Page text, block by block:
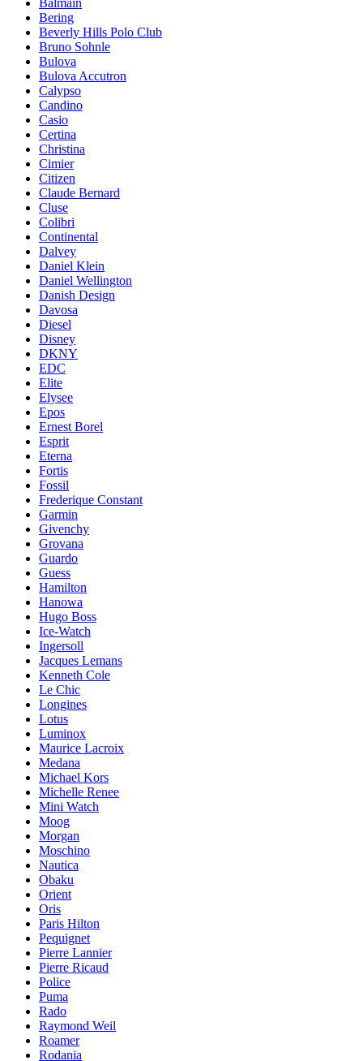
Balmain
Bering
Beverly Hills Polo Club
Bruno Sohnle
Bulova
Bulova Accutron
Calypso
Candino
Casio
Certina
Christina
Cimier
Citizen
Claude Bernard
Cluse
Colibri
Continental
Dalvey
Daniel Klein
Daniel Wellington
Danish Design
Davosa
Diesel
Disney
DKNY
EDC
Elite
Elysee
Epos
Ernest Borel
Esprit
Eterna
Fortis
Fossil
Frederique Constant
Garmin
Givenchy
Grovana
Guardo
Guess
Hamilton
Hanowa
Hugo Boss
Ice-Watch
Ingersoll
Jacques Lemans
Kenneth Cole
Le Chic
Longines
Lotus
Luminox
Maurice Lacroix
Medana
Michael Kors
Michelle Renee
Mini Watch
Moog
Morgan
Moschino
Nautica
Obaku
Orient
Oris
Paris Hilton
Pequignet
Pierre Lannier
Pierre Ricaud
Police
Puma
Rado
Raymond Weil
Roamer
Rodania